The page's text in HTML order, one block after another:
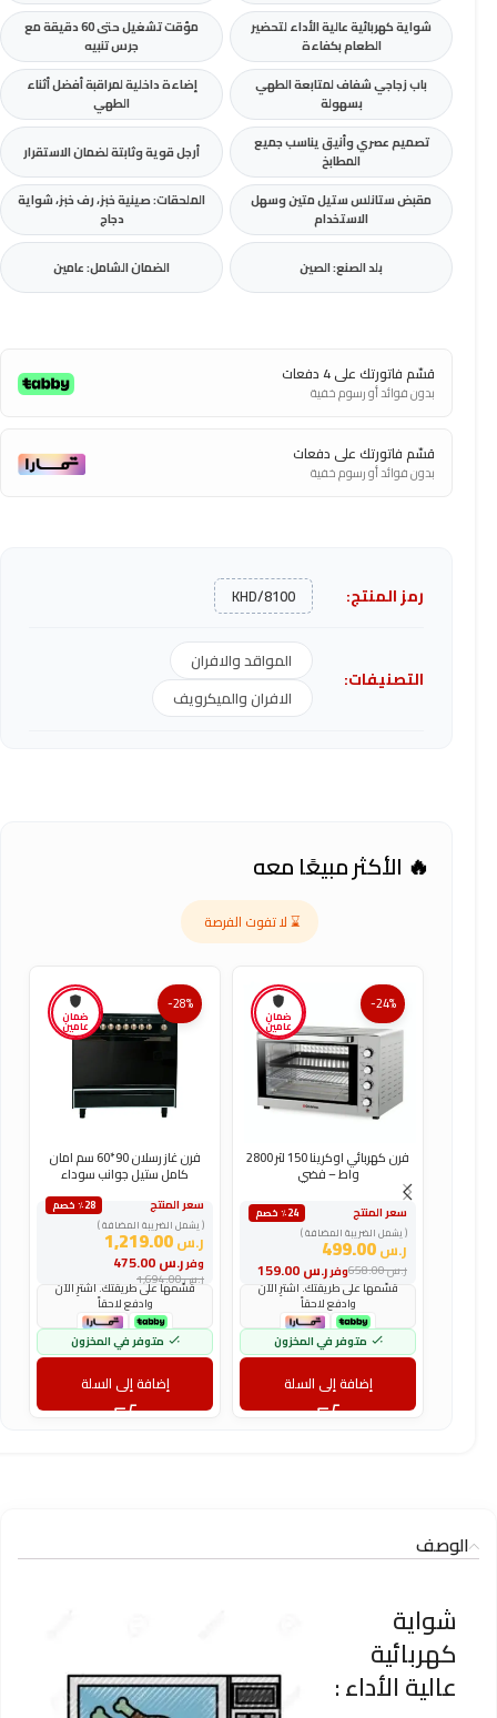
شواية كهربائية عالية الأداء لتحضير
الطعام بكفاءة
مؤقت تشغيل حتى 60 دقيقة مع
جرس تنبيه
باب زجاجي شفاف لمتابعة الطهي
بسهولة
إضاءة داخلية لمراقبة أفضل أثناء
الطهي
تصميم عصري وأنيق يناسب جميع
المطابخ
أرجل قوية وثابتة لضمان الاستقرار
مقبض ستانلس ستيل متين وسهل
الاستخدام
الملحقات: صينية خبز، رف خبز، شواية
دجاج
بلد الصنع: الصين الضمان الشامل: عامين
قسّم فاتورتك على 4 دفعات
بدون فوائد أو رسوم خفية
قسّم فاتورتك على دفعات
بدون فوائد أو رسوم خفية
رمز المنتج: KHD/8100
التصنيفات:
المواقد والافران
الافران والميكرويف
🔥 الأكثر مبيعًا معه
⌛ لا تفوت الفرصة
ضمان
عامين
-24%
فرن كهربائي اوكرينا 150 لتر 2800
واط – فضي
سعر المنتج
٪24 خصم
( يشمل الضريبة المضافة )
ر.س499.00
وفرر.س ر.س658.00
قسّمها على طريقتك. اشترِ الآن
وادفع لاحقاً
متوفر في المخزون
إضافة إلى السلة
ضمان
عامين
-28%
فرن غاز رسلان 90*60 سم امان
كامل ستيل جوانب سوداء
سعر المنتج
٪28 خصم
( يشمل الضريبة المضافة )
ر.س1,219.00
وفرر.س
ر.س1,694.00
قسّمها على طريقتك. اشترِ الآن
وادفع لاحقاً
متوفر في المخزون
إضافة إلى السلة
الوصف
شواية
كهربائية
عالية الأداء :